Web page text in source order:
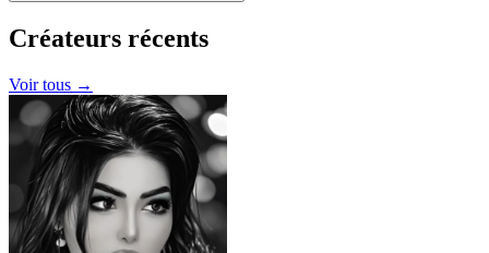
Créateurs récents
Voir tous →